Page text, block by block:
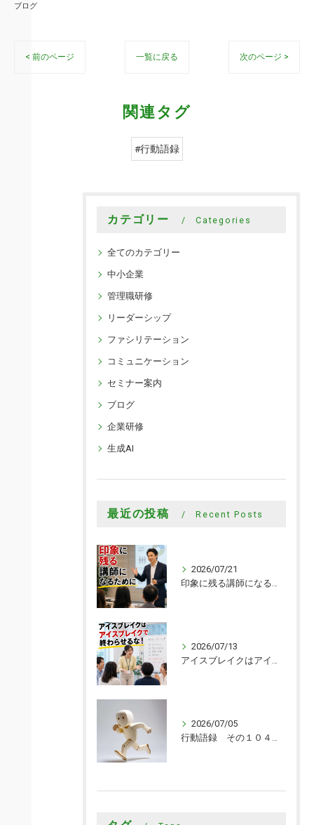
ブログ
< 前のページ 一覧に戻る 次のページ >
関連タグ
#行動語録
カテゴリー Categories
全てのカテゴリー
中小企業
管理職研修
リーダーシップ
ファシリテーション
コミュニケーション
セミナー案内
ブログ
企業研修
生成AI
最近の投稿 Recent Posts
2026/07/21
印象に残る講師になるために
2026/07/13
アイスブレイクはアイスブレイクで終わらせるな！
2026/07/05
行動語録 その１０４０ 行動あるのみ！